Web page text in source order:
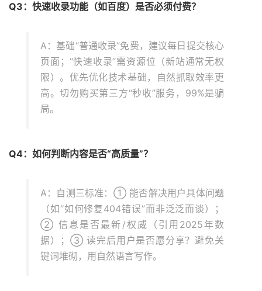
Q3：快速收录功能（如百度）是否必须付费？
A：基础“普通收录”免费，建议每日提交核心
页面；“快速收录”需资源位（新站通常无权
限）。优先优化技术基础，自然抓取效率更
高。切勿购买第三方“秒收”服务，99%是骗
局。
Q4：如何判断内容是否“高质量”？
A：自测三标准：① 能否解决用户具体问题
（如“如何修复404错误”而非泛泛而谈）；
② 信息是否最新/权威（引用2025年数
据）；③ 读完后用户是否愿分享？避免关
键词堆砌，用自然语言写作。